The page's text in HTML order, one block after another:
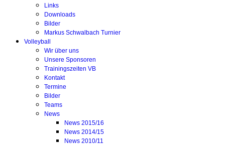
Links
Downloads
Bilder
Markus Schwalbach Turnier
Volleyball
Wir über uns
Unsere Sponsoren
Trainingszeiten VB
Kontakt
Termine
Bilder
Teams
News
News 2015/16
News 2014/15
News 2010/11